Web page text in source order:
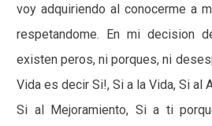
voy adquiriendo al conocerme a
respetandome. En mi decision
existen peros, ni porques, ni
Vida es decir Si!, Si a la Vida, Si al
Si al Mejoramiento, Si a ti